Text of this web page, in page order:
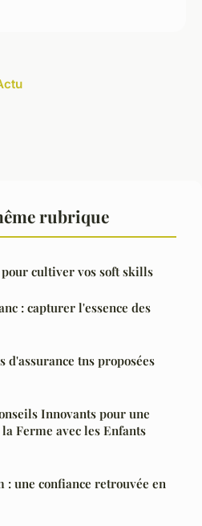
rubrique
cultiver vos soft skills
: capturer l'essence des
d'assurance tns proposées
Innovants pour une
Ferme avec les Enfants
: une confiance retrouvée en